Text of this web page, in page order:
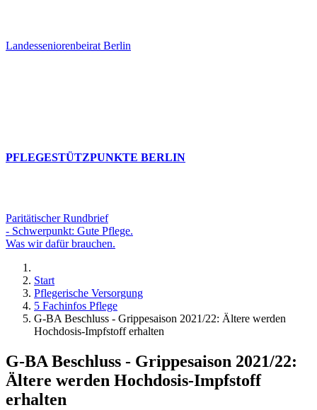
Landesseniorenbeirat Berlin
PFLEGESTÜTZPUNKTE BERLIN
Paritätischer Rundbrief
- Schwerpunkt: Gute Pflege.
Was wir dafür brauchen.
Start
Pflegerische Versorgung
5 Fachinfos Pflege
G-BA Beschluss - Grippesaison 2021/22: Ältere werden
Hochdosis-Impfstoff erhalten
G-BA Beschluss - Grippesaison 2021/22:
Ältere werden Hochdosis-Impfstoff
erhalten